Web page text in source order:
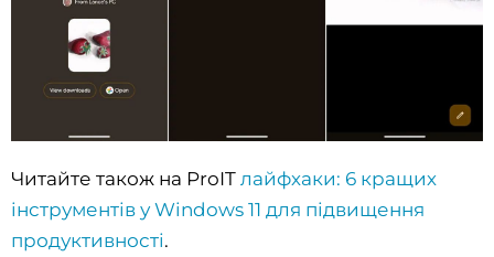
Читайте також на ProIT лайфхаки: 6 кращих
інструментів у Windows 11 для підвищення
продуктивності.